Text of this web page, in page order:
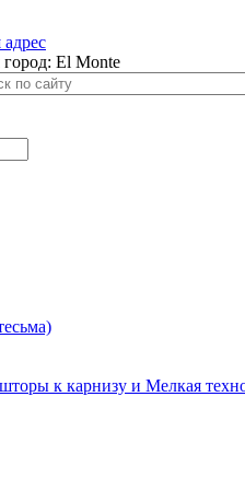
El Monte
к карнизу и Мелкая